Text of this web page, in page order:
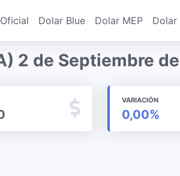
Dolar Blue Dolar MEP Dolar
2 de Septiembre
VARIACIÓN
0,00%